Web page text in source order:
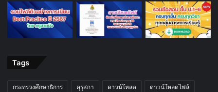
Tags
กระทรวงศึกษาธิการ คุรุสภา ดาวน์โหลด ดาวน์โหลดไฟล์